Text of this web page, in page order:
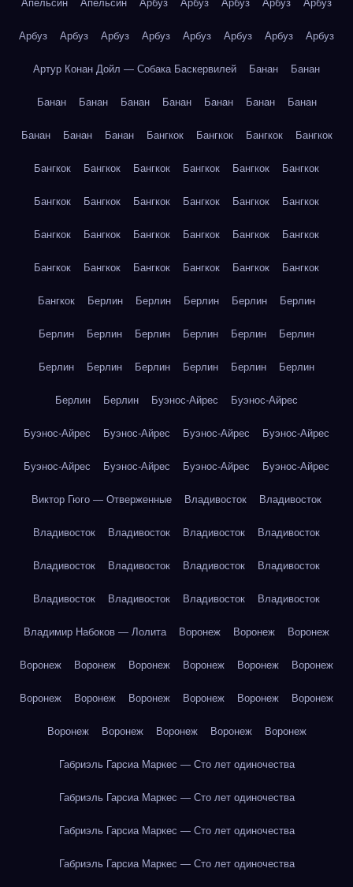
Апельсин Апельсин Арбуз Арбуз Арбуз Арбуз Арбуз
Арбуз Арбуз Арбуз Арбуз Арбуз Арбуз Арбуз Арбуз
Артур Конан Дойл — Собака Баскервилей Банан Банан
Банан Банан Банан Банан Банан Банан Банан
Банан Банан Банан Бангкок Бангкок Бангкок Бангкок
Бангкок Бангкок Бангкок Бангкок Бангкок Бангкок
Бангкок Бангкок Бангкок Бангкок Бангкок Бангкок
Бангкок Бангкок Бангкок Бангкок Бангкок Бангкок
Бангкок Бангкок Бангкок Бангкок Бангкок Бангкок
Бангкок Берлин Берлин Берлин Берлин Берлин
Берлин Берлин Берлин Берлин Берлин Берлин
Берлин Берлин Берлин Берлин Берлин Берлин
Берлин Берлин Буэнос-Айрес Буэнос-Айрес
Буэнос-Айрес Буэнос-Айрес Буэнос-Айрес Буэнос-Айрес
Буэнос-Айрес Буэнос-Айрес Буэнос-Айрес Буэнос-Айрес
Виктор Гюго — Отверженные Владивосток Владивосток
Владивосток Владивосток Владивосток Владивосток
Владивосток Владивосток Владивосток Владивосток
Владивосток Владивосток Владивосток Владивосток
Владимир Набоков — Лолита Воронеж Воронеж Воронеж
Воронеж Воронеж Воронеж Воронеж Воронеж Воронеж
Воронеж Воронеж Воронеж Воронеж Воронеж Воронеж
Воронеж Воронеж Воронеж Воронеж Воронеж
Габриэль Гарсиа Маркес — Сто лет одиночества
Габриэль Гарсиа Маркес — Сто лет одиночества
Габриэль Гарсиа Маркес — Сто лет одиночества
Габриэль Гарсиа Маркес — Сто лет одиночества